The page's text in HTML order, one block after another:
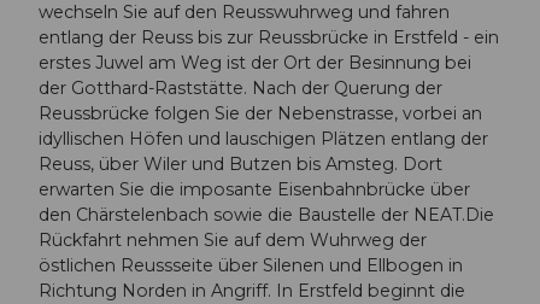
wechseln Sie auf den Reusswuhrweg und fahren
entlang der Reuss bis zur Reussbrücke in Erstfeld - ein
erstes Juwel am Weg ist der Ort der Besinnung bei
der Gotthard-Raststätte. Nach der Querung der
Reussbrücke folgen Sie der Nebenstrasse, vorbei an
idyllischen Höfen und lauschigen Plätzen entlang der
Reuss, über Wiler und Butzen bis Amsteg. Dort
erwarten Sie die imposante Eisenbahnbrücke über
den Chärstelenbach sowie die Baustelle der NEAT.Die
Rückfahrt nehmen Sie auf dem Wuhrweg der
östlichen Reussseite über Silenen und Ellbogen in
Richtung Norden in Angriff. In Erstfeld beginnt die